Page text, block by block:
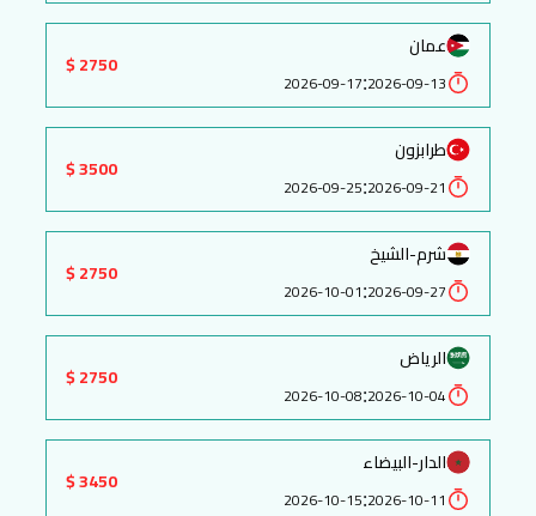
عمان
2026-09-13
:
2026-09-17
2750 $
طرابزون
2026-09-21
:
2026-09-25
3500 $
شرم-الشيخ
2026-09-27
:
2026-10-01
2750 $
الرياض
2026-10-04
:
2026-10-08
2750 $
الدار-البيضاء
2026-10-11
:
2026-10-15
3450 $